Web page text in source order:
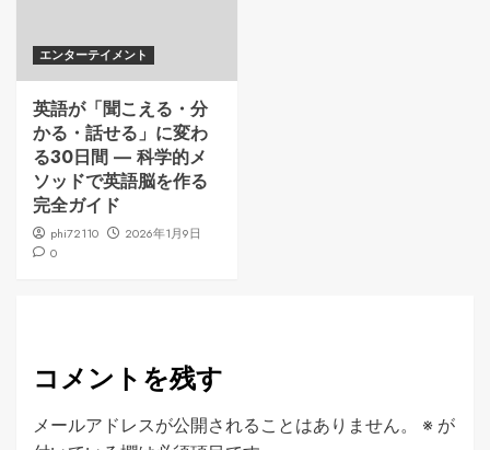
エンターテイメント
英語が「聞こえる・分
かる・話せる」に変わ
る30日間 ― 科学的メ
ソッドで英語脳を作る
完全ガイド
phi72110
2026年1月9日
0
コメントを残す
メールアドレスが公開されることはありません。 ※ が